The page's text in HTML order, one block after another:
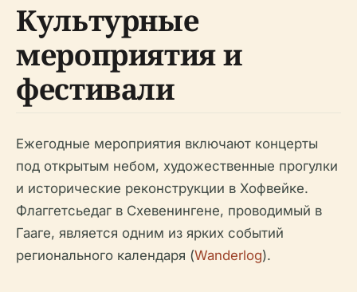
Культурные
мероприятия и
фестивали
Ежегодные мероприятия включают концерты
под открытым небом, художественные прогулки
и исторические реконструкции в Хофвейке.
Флаггетсьедаг в Схевенингене, проводимый в
Гааге, является одним из ярких событий
регионального календаря (Wanderlog).